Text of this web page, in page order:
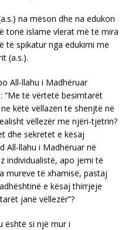
na mëson dhe na edukon
tonë islame vlerat më të mira
të spikatur nga edukimi me
(a.s.).
All-llahu i Madhëruar
“Me të vërtetë besimtarët
këtë vëllazëri të shenjtë në
vëllezër me njëri-tjetrin?
dhe sekretet e kësaj
All-llahu i Madhëruar në
individualistë, apo jemi të
mureve të xhamisë, pastaj
e kësaj thirrjeje
janë vëllezër”?
është si një mur i